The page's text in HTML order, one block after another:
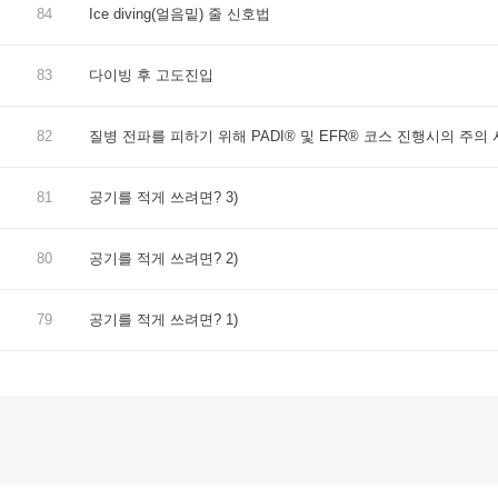
84 Ice diving(얼음밑) 줄 신호법
83 다이빙 후 고도진입
82 질병 전파를 피하기 위해 PADI® 및 EFR® 코스 진행시의 주의
81 공기를 적게 쓰려면? 3)
80 공기를 적게 쓰려면? 2)
79 공기를 적게 쓰려면? 1)